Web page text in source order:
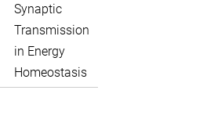
Synaptic
Transmission
in Energy
Homeostasis